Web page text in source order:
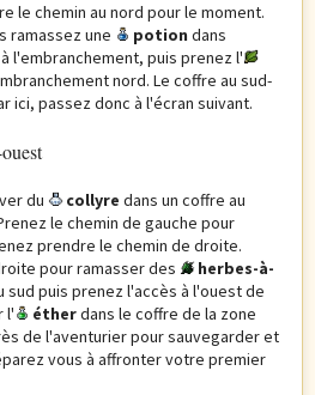
le chemin au nord pour le moment.
ramassez une
potion dans
l'embranchement, puis prenez l'
nord. Le coffre au sud-
ici, passez donc à l'écran suivant.
du collyre dans un coffre au
le chemin de gauche pour
prendre le chemin de droite.
pour ramasser des
herbes-à-
sud puis prenez l'accès à l'ouest de
l'
étherdans le coffre de la zone
de l'aventurier pour sauvegarder et
vous à affronter votre premier